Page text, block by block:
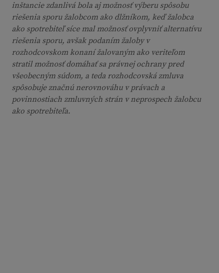
inštancie zdanlivá bola aj možnosť výberu spôsobu
riešenia sporu žalobcom ako dlžníkom, keď žalobca
ako spotrebiteľ síce mal možnosť ovplyvniť alternatívu
riešenia sporu, avšak podaním žaloby v
rozhodcovskom konaní žalovaným ako veriteľom
stratil možnosť domáhať sa právnej ochrany pred
všeobecným súdom, a teda rozhodcovská zmluva
spôsobuje značnú nerovnováhu v právach a
povinnostiach zmluvných strán v neprospech žalobcu
ako spotrebiteľa.